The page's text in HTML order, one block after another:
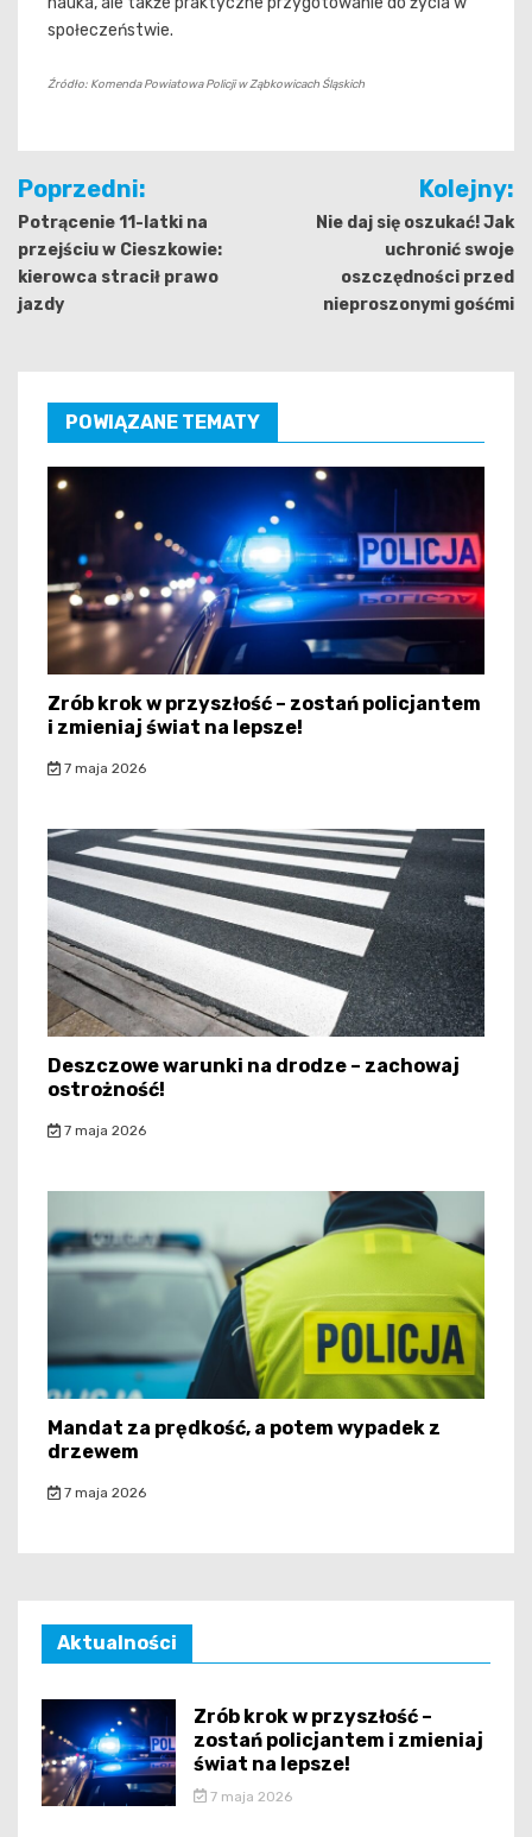
społeczeństwie.
Źródło: Komenda Powiatowa Policji w Ząbkowicach Śląskich
Nawigacja
wpisu
Poprzedni:
Potrącenie 11-latki na
przejściu w Cieszkowie:
kierowca stracił prawo
jazdy
Kolejny:
Nie daj się oszukać! Jak
uchronić swoje
oszczędności przed
nieproszonymi gośćmi
POWIĄZANE TEMATY
Zrób krok w przyszłość – zostań policjantem
i zmieniaj świat na lepsze!
7 maja 2026
Deszczowe warunki na drodze – zachowaj
ostrożność!
7 maja 2026
Mandat za prędkość, a potem wypadek z
drzewem
7 maja 2026
Aktualności
Zrób krok w przyszłość –
zostań policjantem i zmieniaj
świat na lepsze!
7 maja 2026